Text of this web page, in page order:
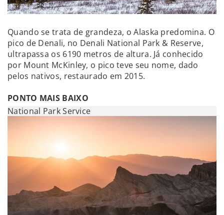
Quando se trata de grandeza, o Alaska predomina. O
pico de Denali, no Denali National Park & Reserve,
ultrapassa os 6190 metros de altura. Já conhecido
por Mount McKinley, o pico teve seu nome, dado
pelos nativos, restaurado em 2015.
PONTO MAIS BAIXO
National Park Service